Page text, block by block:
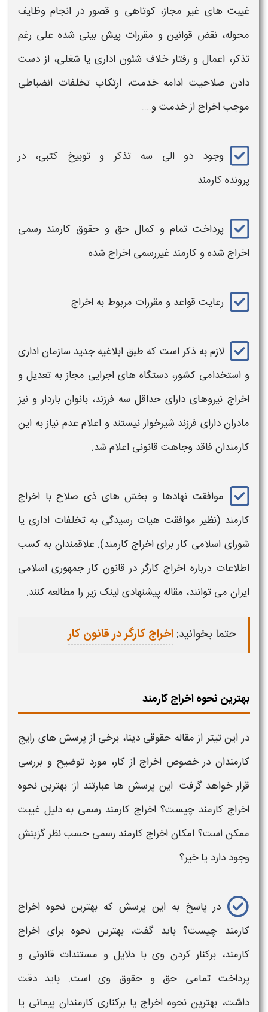
غیبت های غیر مجاز، کوتاهی و قصور در انجام وظایف
محوله، نقض قوانین و مقررات پیش بینی شده علی رغم
تذکر، اعمال و رفتار خلاف شئون اداری یا شغلی، از دست
دادن صلاحیت ادامه خدمت، ارتکاب تخلفات انضباطی
موجباخراج از خدمت و....
وجود دو الی سه تذکر و توبیخ کتبی، در
پرونده کارمند
پرداخت تمام و کمال حق و حقوق کارمند رسمی
اخراج شده و کارمند غیررسمی اخراج شده
رعایت قواعد و مقررات مربوط به اخراج
لازم به ذکر است که طبق ابلاغیه جدید سازمان اداری
و استخدامی کشور، دستگاه های اجرایی مجاز به تعدیل و
اخراج نیروهای دارای حداقل سه فرزند، بانوان باردار و نیز
مادران دارای فرزند شیرخوار نیستند و اعلام عدم نیاز به این
کارمندان فاقد وجاهت قانونی اعلام شد.
موافقت نهادها و بخش های ذی صلاح با اخراج
کارمند (نظیر موافقت هیات رسیدگی به تخلفات اداری یا
شورای اسلامی کاربرایاخراج کارمند). علاقمندان به کسب
اطلاعات درباره اخراج کارگر در قانون کارجمهوری اسلامی
ایران می توانند، مقاله پیشنهادی لینک زیر را مطالعه کنند.
حتما بخوانید:اخراج کارگر در قانون کار
بهترین نحوه اخراج کارمند
در این تیتر از مقاله حقوقی دینا، برخی از پرسش های رایج
کارمندان در خصوص اخراج از کار، مورد توضیح و بررسی
قرار خواهد گرفت. این پرسش ها عبارتند از: بهترین نحوه
اخراج کارمند چیست؟ اخراج کارمند رسمی به دلیل غیبت
ممکن است؟ امکان اخراج کارمند رسمی حسب نظر گزینش
وجود دارد یا خیر؟
در پاسخ به این پرسش که بهترین نحوه اخراج
کارمند چیست؟ باید گفت، بهترین نحوه برای اخراج
کارمند، برکنار کردن وی با دلایل و مستندات قانونی و
پرداخت تمامی حق و حقوق وی است. باید دقت
داشت، بهترین نحوه اخراج یا برکناری کارمندان پیمانی یا